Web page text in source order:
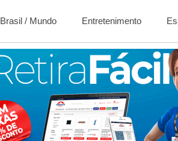
Brasil / Mundo Entretenimento